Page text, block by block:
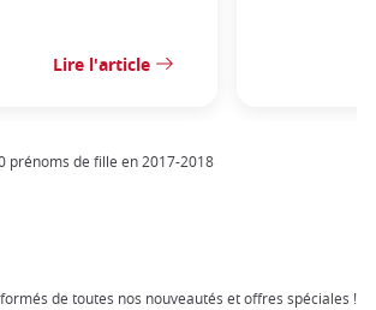
Lire l'article
prénoms de fille en 2017-2018
de toutes nos nouveautés et offres spéciales !